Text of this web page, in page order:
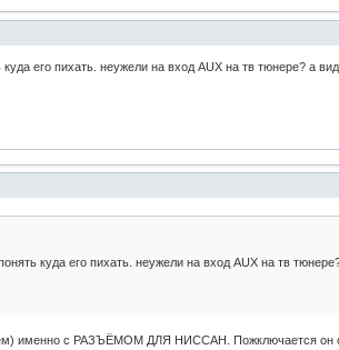
его пихать. неужели на вход AUX на тв тюнере? а
куда его пихать. неужели на вход AUX на тв
именно с РАЗЪЁМОМ ДЛЯ НИССАН. Пожключается он